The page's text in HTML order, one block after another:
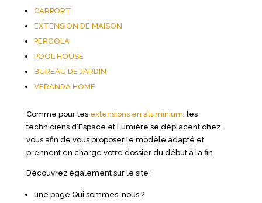
CARPORT
EXTENSION DE MAISON
PERGOLA
POOL HOUSE
BUREAU DE JARDIN
VERANDA HOME
Comme pour les extensions en aluminium, les
techniciens d’Espace et Lumière se déplacent chez
vous afin de vous proposer le modèle adapté et
prennent en charge votre dossier du début à la fin.
Découvrez également sur le site :
une page Qui sommes-nous ?